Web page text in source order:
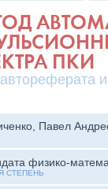
ПКИ
Павел
физико-
СТЕПЕНЬ